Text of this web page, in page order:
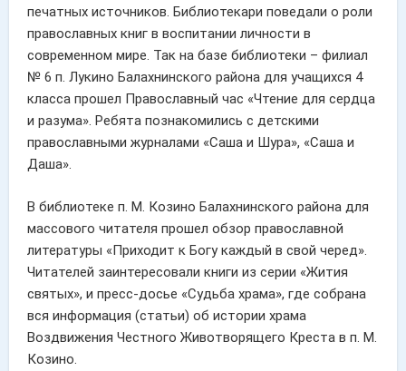
печатных источников. Библиотекари поведали о роли
православных книг в воспитании личности в
современном мире. Так на базе библиотеки – филиал
№ 6 п. Лукино Балахнинского района для учащихся 4
класса прошел Православный час «Чтение для сердца
и разума». Ребята познакомились с детскими
православными журналами «Саша и Шура», «Саша и
Даша».
В библиотеке п. М. Козино Балахнинского района для
массового читателя прошел обзор православной
литературы «Приходит к Богу каждый в свой черед».
Читателей заинтересовали книги из серии «Жития
святых», и пресс-досье «Судьба храма», где собрана
вся информация (статьи) об истории храма
Воздвижения Честного Животворящего Креста в п. М.
Козино.